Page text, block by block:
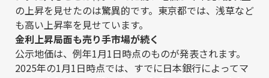
の上昇を見せたのは驚異的です。東京都では、浅草など
も高い上昇率を見せています。
金利上昇局面も売り手市場が続く
公示地価は、例年1月1日時点のものが発表されます。
2025年の1月1日時点では、すでに日本銀行によってマ